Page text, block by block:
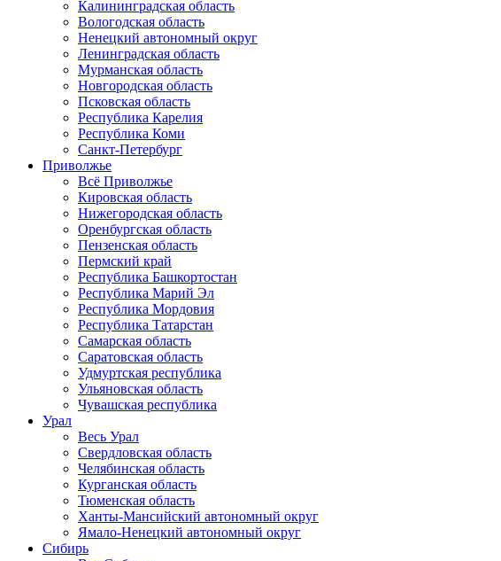
Калининградская область
Вологодская область
Ненецкий автономный округ
Ленинградская область
Мурманская область
Новгородская область
Псковская область
Республика Карелия
Республика Коми
Санкт-Петербург
Приволжье
Всё Приволжье
Кировская область
Нижегородская область
Оренбургская область
Пензенская область
Пермский край
Республика Башкортостан
Республика Марий Эл
Республика Мордовия
Республика Татарстан
Самарская область
Саратовская область
Удмуртская республика
Ульяновская область
Чувашская республика
Урал
Весь Урал
Свердловская область
Челябинская область
Курганская область
Тюменская область
Ханты-Мансийский автономный округ
Ямало-Ненецкий автономный округ
Сибирь